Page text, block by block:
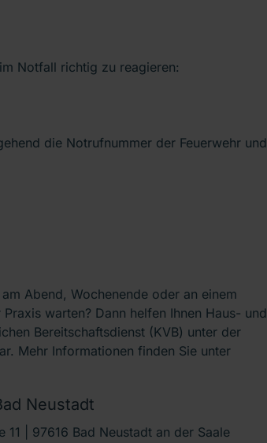
Notfall richtig zu reagieren:
die Notrufnummer der Feuerwehr und
Abend, Wochenende oder an einem
warten? Dann helfen Ihnen Haus- und
Bereitschaftsdienst (KVB) unter der
Mehr Informationen finden Sie unter
Neustadt
| 97616 Bad Neustadt an der Saale